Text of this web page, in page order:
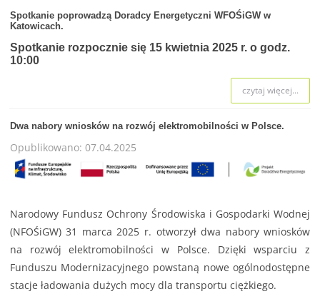
Spotkanie poprowadzą Doradcy Energetyczni WFOŚiGW w
Katowicach.
Spotkanie rozpocznie się 15 kwietnia 2025 r. o godz.
10:00
czytaj więcej...
Dwa nabory wniosków na rozwój elektromobilności w Polsce.
Opublikowano: 07.04.2025
Narodowy Fundusz Ochrony Środowiska i Gospodarki Wodnej
(NFOŚiGW) 31 marca 2025 r. otworzył dwa nabory wniosków
na rozwój elektromobilności w Polsce. Dzięki wsparciu z
Funduszu Modernizacyjnego powstaną nowe ogólnodostępne
stacje ładowania dużych mocy dla transportu ciężkiego.